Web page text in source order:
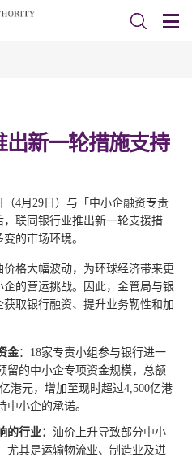
新一轮措施支持
4月29日）与「中小企融资专责
联同银行业推出新一轮支援措
的市场环境。
格大幅波动，为环球经济带来更
的营运挑战。因此，金管局与银
取银行融资、提升业务靭性和加
金：18家专责小组参与银行进一
留的中小企专项资金规模，总额
港元，增加至现时超过4,500亿港
中小企的承诺。
的行业： 油价上升导致部分中小
尤其是运输物流业、制造业及进